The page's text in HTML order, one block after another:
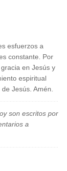
esfuerzos a
constante. Por
en Jesús y
espiritual
Jesús. Amén.
son escritos por
a